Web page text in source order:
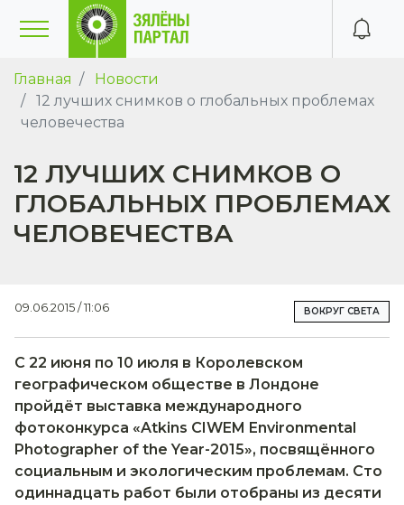
Главная
Новости
12 лучших снимков о глобальных проблемах
человечества
12 ЛУЧШИХ СНИМКОВ О
ГЛОБАЛЬНЫХ ПРОБЛЕМАХ
ЧЕЛОВЕЧЕСТВА
09.06.2015 / 11:06 ВОКРУГ СВЕТА
С 22 июня по 10 июля в Королевском
географическом обществе в Лондоне
пройдёт выставка международного
фотоконкурса «Atkins CIWEM Environmental
Photographer of the Year-2015», посвящённого
социальным и экологическим проблемам. Сто
одиннадцать работ были отобраны из десяти